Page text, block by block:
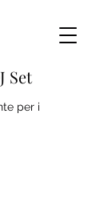
Set
per i